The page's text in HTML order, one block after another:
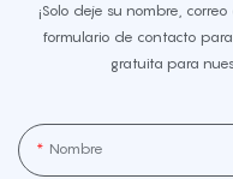
¡Solo deje su nombre,
formulario de contacto
gratuita para
Nombre